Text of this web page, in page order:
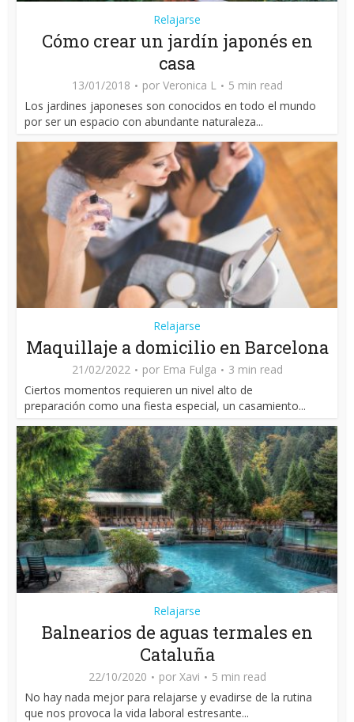
Relajarse
Cómo crear un jardín japonés en
casa
13/01/2018 por Veronica L
5 min read
Los jardines japoneses son conocidos en todo el mundo
por ser un espacio con abundante naturaleza...
Relajarse
Maquillaje a domicilio en Barcelona
21/02/2022 por Ema Fulga
3 min read
Ciertos momentos requieren un nivel alto de
preparación como una fiesta especial, un casamiento...
Relajarse
Balnearios de aguas termales en
Cataluña
22/10/2020 por Xavi
5 min read
No hay nada mejor para relajarse y evadirse de la rutina
que nos provoca la vida laboral estresante...